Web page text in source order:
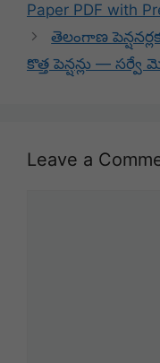
Paper PDF with
తెలంగాణ
కొత్త పెన్షన్లు —
Leave a